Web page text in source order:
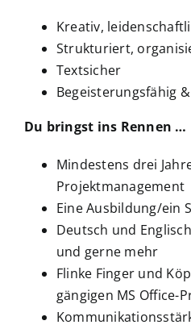
Kreativ,
Strukturiert,
Textsicher
Begeisterungsfähig
Du bringst ins Rennen …
Mindestens drei
Projektmanagement
Eine Ausbildung/ein
Deutsch und
und gerne mehr
Flinke Finger und
gängigen MS Office-